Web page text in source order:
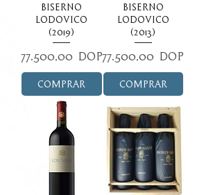
Biserno
Lodovico
(2019)
Precio
77.500,00 DOP
Comprar
Biserno
Lodovico
(2013)
Precio
77.500,00 DOP
Comprar